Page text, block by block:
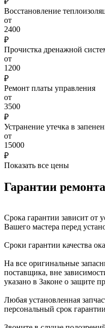
Восстановление
от
2400
₽
Прочистка дренажной
от
1200
₽
Ремонт платы управления
от
3500
₽
Устранение утечка в
от
15000
₽
Показать все цены
Гарантии ремонта
Срока гарантии зависит от
Вашего мастера перед
Сроки гарантии качества
На все оригинальные
поставщика, вне
указано в Законе о защите
Любая установленная
персональный срок гарантии